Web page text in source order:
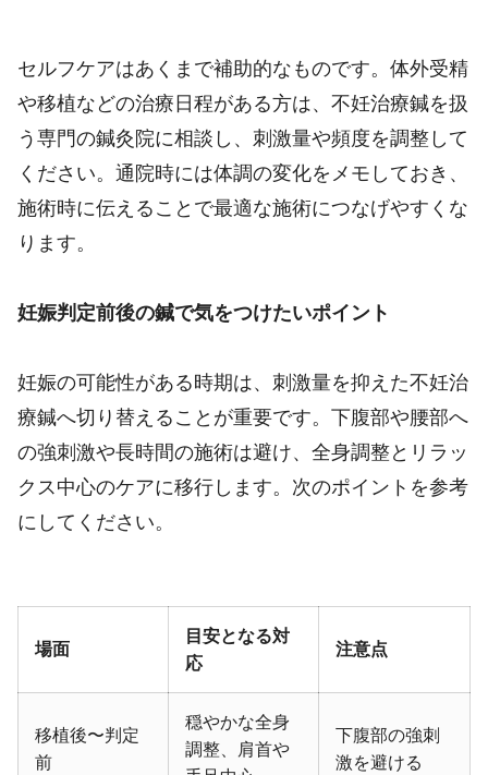
セルフケアはあくまで補助的なものです。体外受精
や移植などの治療日程がある方は、不妊治療鍼を扱
う専門の鍼灸院に相談し、刺激量や頻度を調整して
ください。通院時には体調の変化をメモしておき、
施術時に伝えることで最適な施術につなげやすくな
ります。
妊娠判定前後の鍼で気をつけたいポイント
妊娠の可能性がある時期は、刺激量を抑えた不妊治
療鍼へ切り替えることが重要です。下腹部や腰部へ
の強刺激や長時間の施術は避け、全身調整とリラッ
クス中心のケアに移行します。次のポイントを参考
にしてください。
場面
目安となる対
応
注意点
移植後〜判定
前
穏やかな全身
調整、肩首や
下腹部の強刺
激を避ける